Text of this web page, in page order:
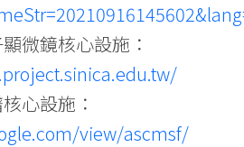
微鏡核心設施：
心設施：
view/ascmsf/